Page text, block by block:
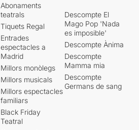
Abonaments
teatrals
Tiquets Regal
Entrades
espectacles a
Madrid
Millors monòlegs
Millors musicals
Millors espectacles
familiars
Black Friday
Teatral
Descompte El
Mago Pop 'Nada
es imposible'
Descompte Ànima
Descompte
Mamma mia
Descompte
Germans de sang